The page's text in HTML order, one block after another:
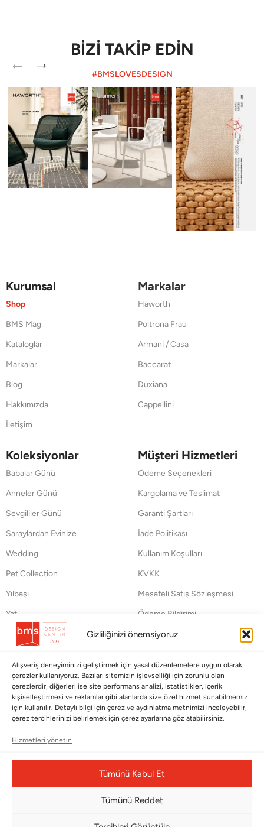
Gizliliğinizi önemsiyoruz
Alışveriş deneyiminizi geliştirmek için yasal düzenlemelere uygun olarak
çerezler kullanıyoruz. Bazıları sitemizin işlevselliği için zorunlu olan
çerezlerdir, diğerleri ise site performans analizi, istatistikler, içerik
kişiselleştirmesi ve reklamlar gibi alanlarda size özel hizmet sunabilmemiz
için kullanılır. Detaylı bilgi için çerez ve aydınlatma metnimizi inceleyebilir,
çerez tercihlerinizi belirlemek için çerez ayarlarına göz atabilirsiniz.
Hizmetleri yönetin
Tümünü Kabul Et
Tümünü Reddet
BİZİ TAKİP EDİN
#BMSLOVESDESIGN
Kurumsal
Shop
BMS Mag
Kataloglar
Markalar
Blog
Hakkımızda
İletişim
Markalar
Haworth
Poltrona Frau
Armani / Casa
Baccarat
Duxiana
Cappellini
Koleksiyonlar
Babalar Günü
Anneler Günü
Sevgililer Günü
Saraylardan Evinize
Wedding
Pet Collection
Yılbaşı
Yat
Müşteri Hizmetleri
Ödeme Seçenekleri
Kargolama ve Teslimat
Garanti Şartları
İade Politikası
Kullanım Koşulları
KVKK
Mesafeli Satış Sözleşmesi
Ödeme Bildirimi
Hata Bildirim Formu
BÜLTENİMİZE ABONE OLUN
Kayıt olun ve fırsatlardan ilk siz yararlanın!
Bültenimize Abone Olun